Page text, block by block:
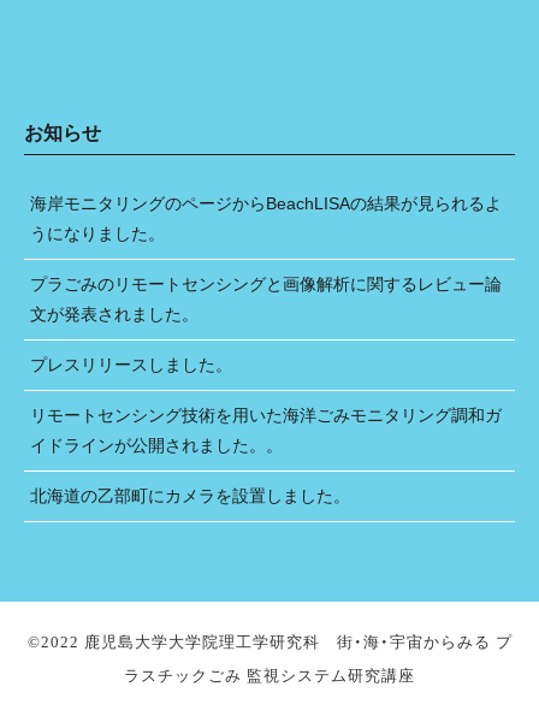
お知らせ
海岸モニタリングのページからBeachLISAの結果が見られるよ
うになりました。
プラごみのリモートセンシングと画像解析に関するレビュー論
文が発表されました。
プレスリリースしました。
リモートセンシング技術を用いた海洋ごみモニタリング調和ガ
イドラインが公開されました。。
北海道の乙部町にカメラを設置しました。
©2022 鹿児島大学大学院理工学研究科 街・海・宇宙からみる プ
ラスチックごみ 監視システム研究講座